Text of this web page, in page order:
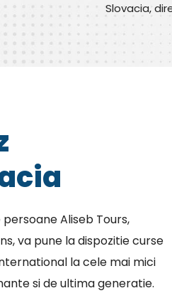
Slovacia,
Aliseb Tours,
va pune la dispozitie curse
la cele mai mici
si de ultima generatie.